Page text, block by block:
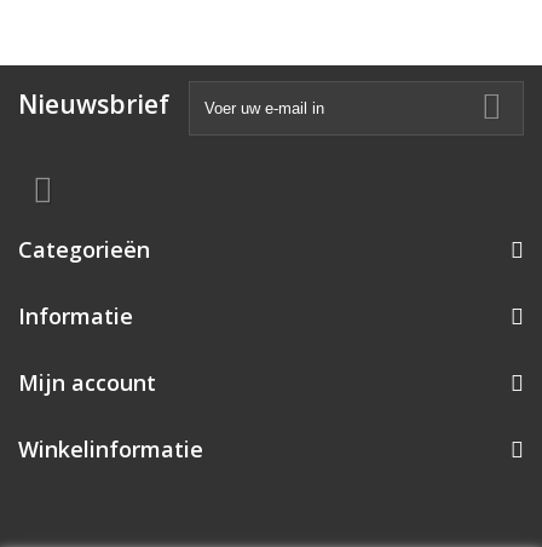
Nieuwsbrief
Categorieën
Informatie
Mijn account
Winkelinformatie